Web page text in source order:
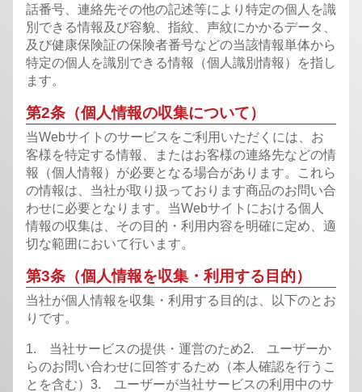
話番号、連絡先その他の記述等により特定の個人を識
別できる情報及び容貌、指紋、声紋にかかるデータ、
及び健康保険証の保険者番号などの当該情報単体から
特定の個人を識別できる情報（個人識別情報）を指し
ます。
第2条（個人情報の収集について）
当Webサイトのサービスをご利用いただくには、お
客様を特定する情報、またはお客様の連絡先などの情
報（個人情報）が必要となる場合があります。これら
の情報は、当社が取り扱っております商品のお問い合
わせに必要となります。当Webサイトにおける個人
情報の収集は、その目的・利用内容を明確に定め、適
切な範囲において行います。
第3条（個人情報を収集・利用する目的）
当社が個人情報を収集・利用する目的は、以下のとお
りです。
1. 当社サービスの提供・運営のため2. ユーザーか
らのお問い合わせに回答するため（本人確認を行うこ
とを含む） 3. ユーザーが当社サービスの利用中のサ